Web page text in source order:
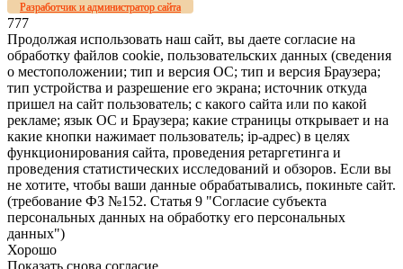
Разработчик и администратор сайта
777
Продолжая использовать наш сайт, вы даете согласие на
обработку файлов cookie, пользовательских данных (сведения
о местоположении; тип и версия ОС; тип и версия Браузера;
тип устройства и разрешение его экрана; источник откуда
пришел на сайт пользователь; с какого сайта или по какой
рекламе; язык ОС и Браузера; какие страницы открывает и на
какие кнопки нажимает пользователь; ip-адрес) в целях
функционирования сайта, проведения ретаргетинга и
проведения статистических исследований и обзоров. Если вы
не хотите, чтобы ваши данные обрабатывались, покиньте сайт.
(требование ФЗ №152. Статья 9 "Согласие субъекта
персональных данных на обработку его персональных
данных")
Хорошо